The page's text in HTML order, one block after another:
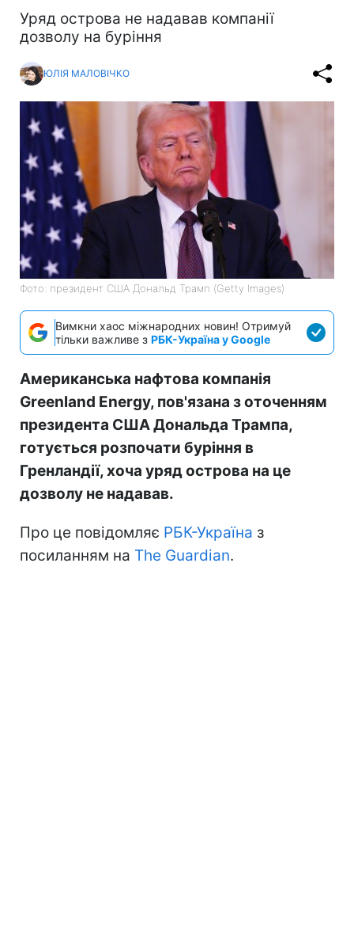
Уряд острова не надавав компанії
дозволу на буріння
ЮЛІЯ МАЛОВІЧКО
Фото: президент США Дональд Трамп (Getty Images)
Вимкни хаос міжнародних новин! Отримуй
тільки важливе з РБК-Україна у Google
Американська нафтова компанія
Greenland Energy, пов'язана з оточенням
президента США Дональда Трампа,
готується розпочати буріння в
Гренландії, хоча уряд острова на це
дозволу не надавав.
Про це повідомляє РБК-Україна з
посиланням на The Guardian.